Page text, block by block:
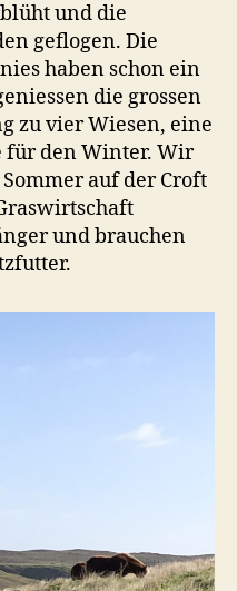
und die
geflogen. Die
haben schon ein
die grossen
zu vier Wiesen, eine
für den Winter. Wir
auf der Croft
und brauchen